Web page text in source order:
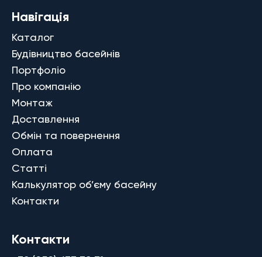
Навігація
Каталог
Будівництво басейнів
Портфоліо
Про компанію
Монтаж
Доставлення
Обмін та повернення
Оплата
Статті
Калькулятор об’єму басейну
Контакти
Контакти